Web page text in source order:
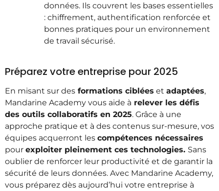
données. Ils couvrent les bases essentielles
: chiffrement, authentification renforcée et
bonnes pratiques pour un environnement
de travail sécurisé.
Préparez votre entreprise pour 2025
En misant sur des formations ciblées et adaptées,
Mandarine Academy vous aide à relever les défis
des outils collaboratifs en 2025. Grâce à une
approche pratique et à des contenus sur-mesure, vos
équipes acquerront les compétences nécessaires
pour exploiter pleinement ces technologies. Sans
oublier de renforcer leur productivité et de garantir la
sécurité de leurs données. Avec Mandarine Academy,
vous préparez dès aujourd’hui votre entreprise à